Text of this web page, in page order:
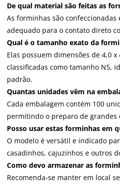
De qual material são feitas as
As forminhas são
adequado para o contato direto
Qual é o tamanho exato da
Elas possuem dimensões de 4,0 x
classificadas como tamanho N5,
padrão.
Quantas unidades vêm na
Cada embalagem contém 100
permitindo o preparo de grandes
Posso usar estas forminhas em
O modelo é versátil e indicado
casadinhos, cajuzinhos e outros
Como devo armazenar as
Recomenda-se manter em local